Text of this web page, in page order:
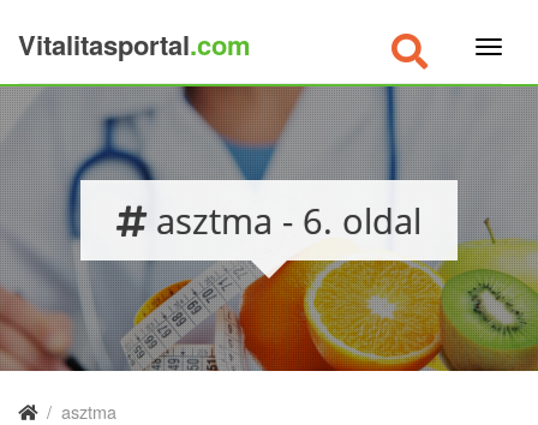
Vitalitasportal.com
asztma - 6. oldal
/ asztma
×